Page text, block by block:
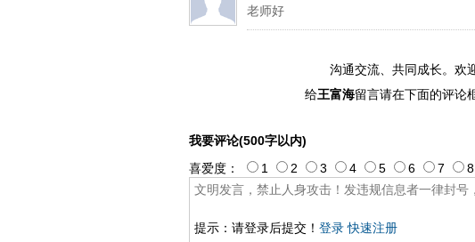
老师好
沟通交流、共同成长。欢
给王富海留言请在下面的评论
我要评论(500字以内)
提示：请登录后提交！ 登录 快速注册
喜爱度： 1 2 3 4 5 6 7 8